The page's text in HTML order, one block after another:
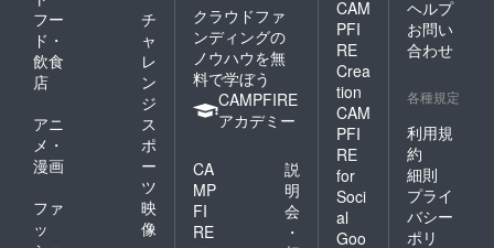
フー
ド・
飲食
店
チ
ャ
レ
ン
ジ
アニ
メ・
漫画
ス
ポ
ー
ツ
ファ
ッ
映
像
クラウドファ
ンディングの
ノウハウを無
料で学ぼう
CAMPFIRE
アカデミー
CA
MP
FI
RE
説
明
会
・
CAM
PFI
RE
Crea
tion
CAM
PFI
RE
for
Soci
al
Goo
ヘルプ
お問い
合わせ
各種規定
利用規
約
細則
プライ
バシー
ポリ